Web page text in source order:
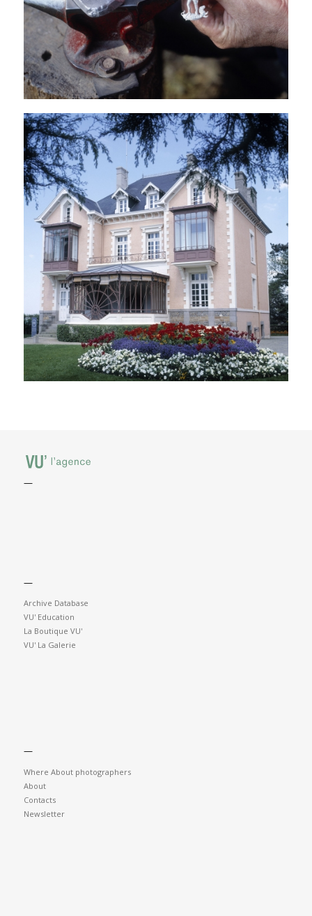
—
—
Archive Database
VU' Education
La Boutique VU'
VU' La Galerie
—
Where About photographers
About
Contacts
Newsletter